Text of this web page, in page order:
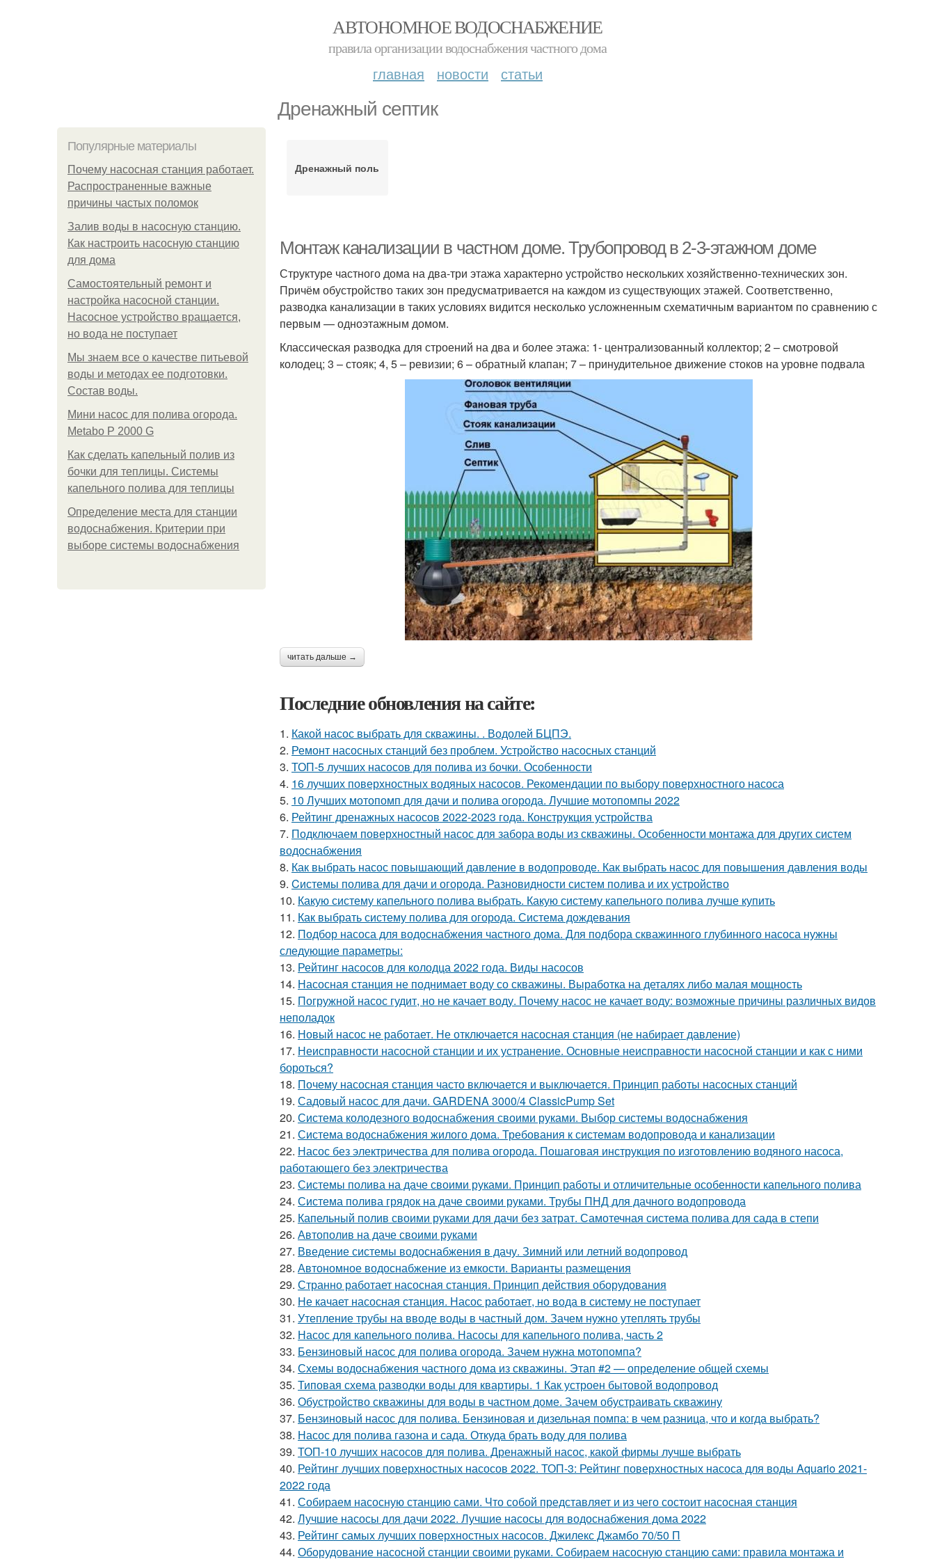
АВТОНОМНОЕ ВОДОСНАБЖЕНИЕ
правила организации водоснабжения частного дома
главная новости статьи
Дренажный септик
Популярные материалы
Почему насосная станция работает.
Распространенные важные
причины частых поломок
Залив воды в насосную станцию.
Как настроить насосную станцию
для дома
Самостоятельный ремонт и
настройка насосной станции.
Насосное устройство вращается,
но вода не поступает
Мы знаем все о качестве питьевой
воды и методах ее подготовки.
Состав воды.
Мини насос для полива огорода.
Metabo P 2000 G
Как сделать капельный полив из
бочки для теплицы. Системы
капельного полива для теплицы
Определение места для станции
водоснабжения. Критерии при
выборе системы водоснабжения
Дренажный поль
Монтаж канализации в частном доме. Трубопровод в 2-3-этажном доме
Структуре частного дома на два-три этажа характерно устройство нескольких хозяйственно-технических зон.
Причём обустройство таких зон предусматривается на каждом из существующих этажей. Соответственно,
разводка канализации в таких условиях видится несколько усложненным схематичным вариантом по сравнению с
первым — одноэтажным домом.
Классическая разводка для строений на два и более этажа: 1- централизованный коллектор; 2 – смотровой
колодец; 3 – стояк; 4, 5 – ревизии; 6 – обратный клапан; 7 – принудительное движение стоков на уровне подвала
читать дальше →
Последние обновления на сайте:
1. Какой насос выбрать для скважины. . Водолей БЦПЭ.
2. Ремонт насосных станций без проблем. Устройство насосных станций
3. ТОП-5 лучших насосов для полива из бочки. Особенности
4. 16 лучших поверхностных водяных насосов. Рекомендации по выбору поверхностного насоса
5. 10 Лучших мотопомп для дачи и полива огорода. Лучшие мотопомпы 2022
6. Рейтинг дренажных насосов 2022-2023 года. Конструкция устройства
7. Подключаем поверхностный насос для забора воды из скважины. Особенности монтажа для других систем
водоснабжения
8. Как выбрать насос повышающий давление в водопроводе. Как выбрать насос для повышения давления воды
9. Cистемы полива для дачи и огорода. Разновидности систем полива и их устройство
10. Какую систему капельного полива выбрать. Какую систему капельного полива лучше купить
11. Как выбрать систему полива для огорода. Система дождевания
12. Подбор насоса для водоснабжения частного дома. Для подбора скважинного глубинного насоса нужны
следующие параметры:
13. Рейтинг насосов для колодца 2022 года. Виды насосов
14. Насосная станция не поднимает воду со скважины. Выработка на деталях либо малая мощность
15. Погружной насос гудит, но не качает воду. Почему насос не качает воду: возможные причины различных видов
неполадок
16. Новый насос не работает. Не отключается насосная станция (не набирает давление)
17. Неисправности насосной станции и их устранение. Основные неисправности насосной станции и как с ними
бороться?
18. Почему насосная станция часто включается и выключается. Принцип работы насосных станций
19. Садовый насос для дачи. GARDENA 3000/4 ClassicPump Set
20. Система колодезного водоснабжения своими руками. Выбор системы водоснабжения
21. Система водоснабжения жилого дома. Требования к системам водопровода и канализации
22. Насос без электричества для полива огорода. Пошаговая инструкция по изготовлению водяного насоса,
работающего без электричества
23. Системы полива на даче своими руками. Принцип работы и отличительные особенности капельного полива
24. Система полива грядок на даче своими руками. Трубы ПНД для дачного водопровода
25. Капельный полив своими руками для дачи без затрат. Самотечная система полива для сада в степи
26. Автополив на даче своими руками
27. Введение системы водоснабжения в дачу. Зимний или летний водопровод
28. Автономное водоснабжение из емкости. Варианты размещения
29. Странно работает насосная станция. Принцип действия оборудования
30. Не качает насосная станция. Насос работает, но вода в систему не поступает
31. Утепление трубы на вводе воды в частный дом. Зачем нужно утеплять трубы
32. Насос для капельного полива. Насосы для капельного полива, часть 2
33. Бензиновый насос для полива огорода. Зачем нужна мотопомпа?
34. Схемы водоснабжения частного дома из скважины. Этап #2 — определение общей схемы
35. Типовая схема разводки воды для квартиры. 1 Как устроен бытовой водопровод
36. Обустройство скважины для воды в частном доме. Зачем обустраивать скважину
37. Бензиновый насос для полива. Бензиновая и дизельная помпа: в чем разница, что и когда выбрать?
38. Насос для полива газона и сада. Откуда брать воду для полива
39. ТОП-10 лучших насосов для полива. Дренажный насос, какой фирмы лучше выбрать
40. Рейтинг лучших поверхностных насосов 2022. ТОП-3: Рейтинг поверхностных насоса для воды Aquario 2021-
2022 года
41. Собираем насосную станцию сами. Что собой представляет и из чего состоит насосная станция
42. Лучшие насосы для дачи 2022. Лучшие насосы для водоснабжения дома 2022
43. Рейтинг самых лучших поверхностных насосов. Джилекс Джамбо 70/50 П
44. Оборудование насосной станции своими руками. Собираем насосную станцию сами: правила монтажа и